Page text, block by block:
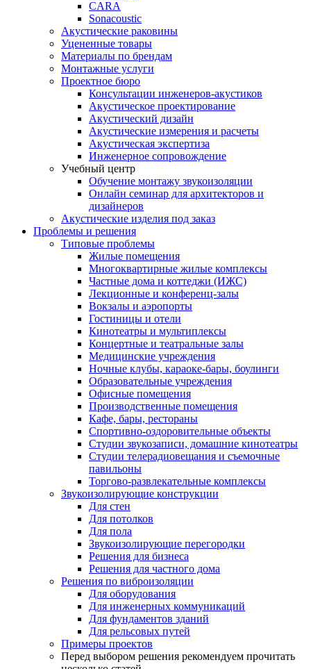
CARA
Sonacoustic
Акустические раковины
Уцененные товары
Материалы по брендам
Монтажные услуги
Проектное бюро
Консультации инженеров-акустиков
Акустическое проектирование
Акустический дизайн
Акустические измерения и расчеты
Акустическая экспертиза
Инженерное сопровождение
Учебный центр
Обучение монтажу звукоизоляции
Онлайн семинар для архитекторов и
дизайнеров
Акустические изделия под заказ
Проблемы и решения
Типовые проблемы
Жилые помещения
Многоквартирные жилые комплексы
Частные дома и коттеджи (ИЖС)
Лекционные и конференц-залы
Вокзалы и аэропорты
Гостиницы и отели
Кинотеатры и мультиплексы
Концертные и театральные залы
Медицинские учреждения
Ночные клубы, караоке-бары, боулинги
Образовательные учреждения
Офисные помещения
Производственные помещения
Кафе, бары, рестораны
Спортивно-оздоровительные объекты
Студии звукозаписи, домашние кинотеатры
Студии телерадиовещания и съемочные
павильоны
Торгово-развлекательные комплексы
Звукоизолирующие конструкции
Для стен
Для потолков
Для пола
Звукоизолирующие перегородки
Решения для бизнеса
Решения для частного дома
Решения по виброизоляции
Для оборудования
Для инженерных коммуникаций
Для фундаментов зданий
Для рельсовых путей
Примеры проектов
Перед выбором решения рекомендуем прочитать